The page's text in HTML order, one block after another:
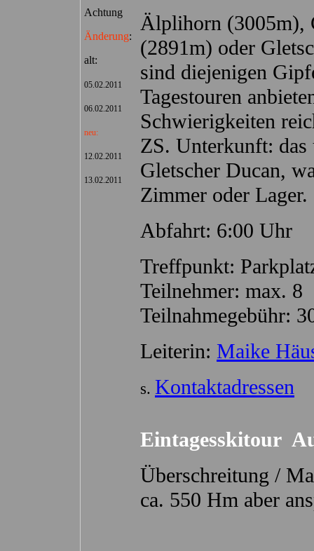
Achtung
Änderung:
alt:
05.02.2011
06.02.2011
neu:
12.02.2011
13.02.2011
Älplihorn (3005m),
(2891m) oder
sind diejenigen
Tagestouren
Schwierigkeiten
ZS. Unterkunft:
Gletscher Ducan,
Zimmer oder Lager.
Abfahrt: 6:00 Uhr
Treffpunkt:
Teilnehmer: max. 8
Teilnahmegebühr:
Leiterin: Maike
s. Kontaktadressen
Eintagesskitour
Überschreitung /
ca. 550 Hm aber